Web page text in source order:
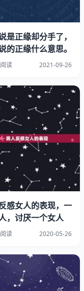
水生於丑未月，皆
。
。有大成就之贵，
且好学、毅力、仁
但必须身强。
命之羊刄驾杀，是
杀，不利婚姻；而
。
么看是不是七杀
是正缘却分手了，
的正缘什么意思。
读 2021-09-26
感女人的表现，一
，讨厌一个女人
读 2020-05-26